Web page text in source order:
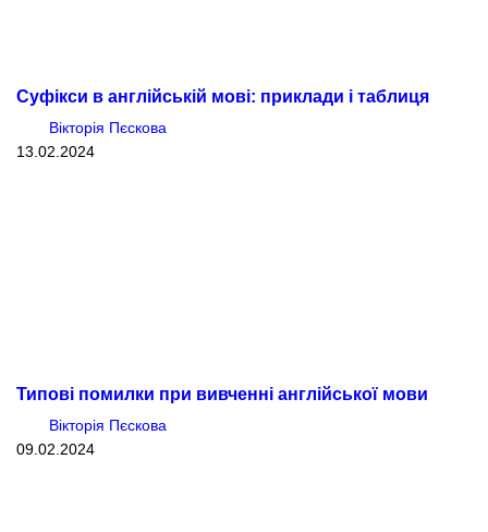
Суфікси в англійській мові: приклади і таблиця
Вікторія Пєскова
13.02.2024
Типові помилки при вивченні англійської мови
Вікторія Пєскова
09.02.2024